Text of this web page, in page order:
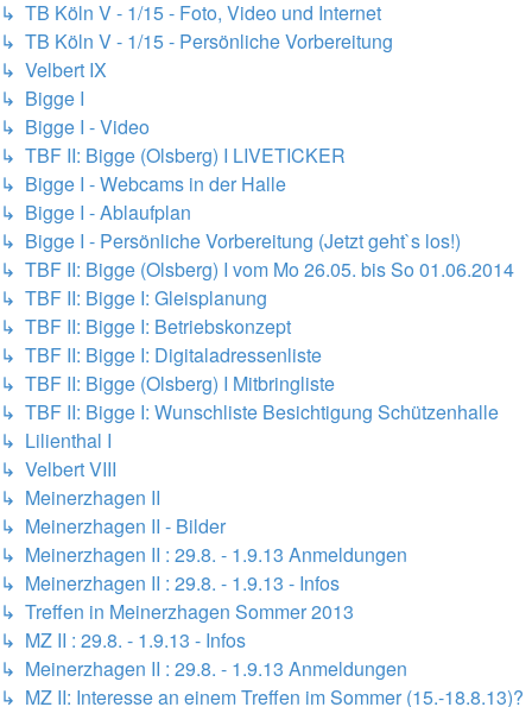
↳ TB Köln V - 1/15 - Foto, Video und Internet
↳ TB Köln V - 1/15 - Persönliche Vorbereitung
↳ Velbert IX
↳ Bigge I
↳ Bigge I - Video
↳ TBF II: Bigge (Olsberg) I LIVETICKER
↳ Bigge I - Webcams in der Halle
↳ Bigge I - Ablaufplan
↳ Bigge I - Persönliche Vorbereitung (Jetzt geht`s los!)
↳ TBF II: Bigge (Olsberg) I vom Mo 26.05. bis So 01.06.2014
↳ TBF II: Bigge I: Gleisplanung
↳ TBF II: Bigge I: Betriebskonzept
↳ TBF II: Bigge I: Digitaladressenliste
↳ TBF II: Bigge (Olsberg) I Mitbringliste
↳ TBF II: Bigge I: Wunschliste Besichtigung Schützenhalle
↳ Lilienthal I
↳ Velbert VIII
↳ Meinerzhagen II
↳ Meinerzhagen II - Bilder
↳ Meinerzhagen II : 29.8. - 1.9.13 Anmeldungen
↳ Meinerzhagen II : 29.8. - 1.9.13 - Infos
↳ Treffen in Meinerzhagen Sommer 2013
↳ MZ II : 29.8. - 1.9.13 - Infos
↳ Meinerzhagen II : 29.8. - 1.9.13 Anmeldungen
↳ MZ II: Interesse an einem Treffen im Sommer (15.-18.8.13)?